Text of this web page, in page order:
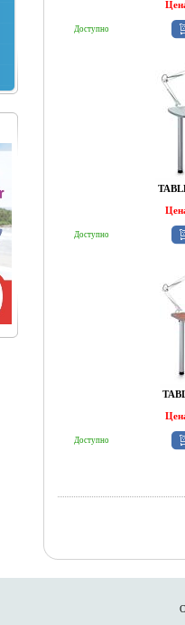
Доступно
Доступно
Доступно